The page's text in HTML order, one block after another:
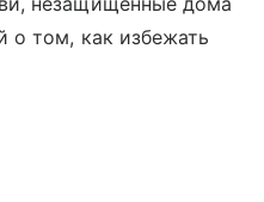
о том, как избежать